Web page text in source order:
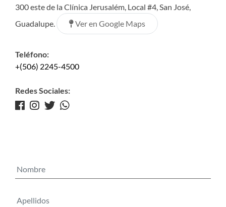
300 este de la Clínica Jerusalém, Local #4, San José,
Guadalupe.
Ver en Google Maps
Teléfono:
+(506) 2245-4500
Redes Sociales: